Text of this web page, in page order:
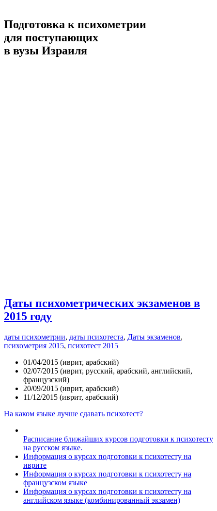
Подготовка к психометрии
для поступающих
в вузы Израиля
Даты психометрических экзаменов в
2015 году
даты психометрии, даты психотеста, Даты экзаменов,
психометрия 2015, психотест 2015
01/04/2015 (иврит, арабский)
02/07/2015 (иврит, русский, арабский, английский,
французский)
20/09/2015 (иврит, арабский)
11/12/2015 (иврит, арабский)
На каком языке лучше сдавать психотест?
Расписание ближайших курсов подготовки к психотесту
на русском языке.
Информация о курсах подготовки к психотесту на
иврите
Информация о курсах подготовки к психотесту на
французском языке
Информация о курсах подготовки к психотесту на
английском языке (комбинированный экзамен)